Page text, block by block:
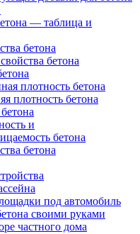
— таблица и
бетона
бетона
плотность бетона
плотность бетона
и
бетона
бетона
под автомобиль
своими руками
частного дома